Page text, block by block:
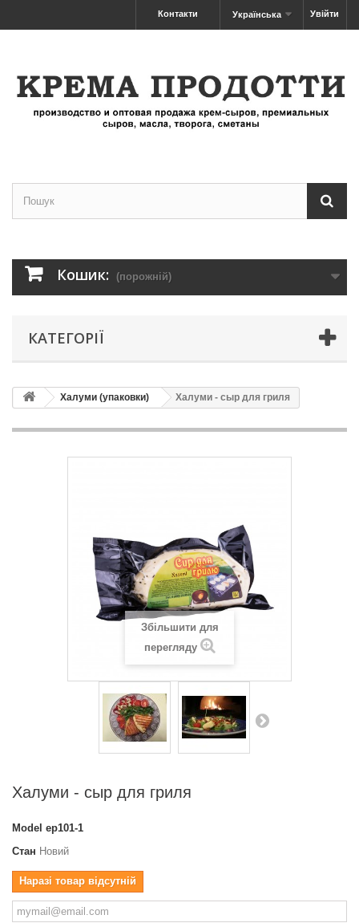
Увійти
Українська
Контакти
Кошик: (порожній)
КАТЕГОРІЇ
Халуми (упаковки) Халуми - сыр для гриля
Збільшити для
перегляду
Халуми - сыр для гриля
Model ер101-1
Стан Новий
Наразі товар відсутній